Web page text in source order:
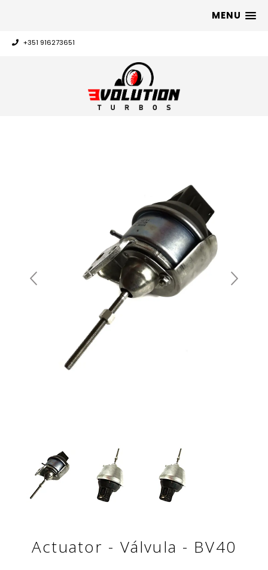
MENU
+351 916273651
Actuator - Válvula - BV40